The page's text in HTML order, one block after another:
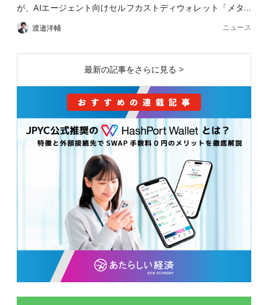
が、AIエージェント向けセルフカストディウォレット「メタ…
渡邉洋輔 ニュース
最新の記事をさらに見る >